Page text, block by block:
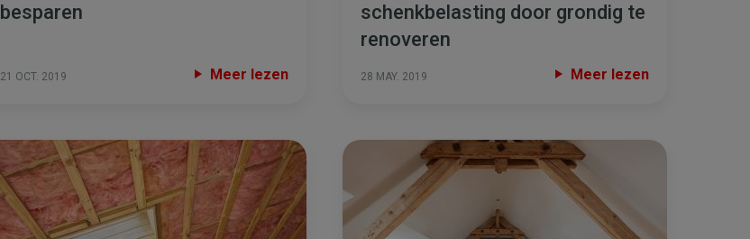
besparen
21 OCT. 2019 Meer lezen
schenkbelasting door grondig te
renoveren
28 MAY. 2019 Meer lezen